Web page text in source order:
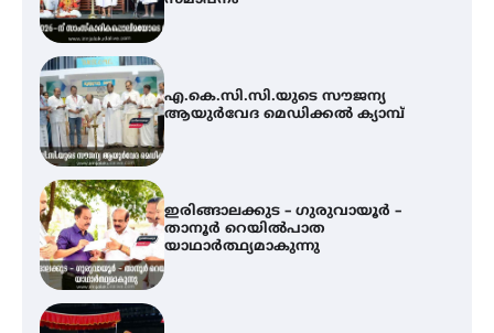
എ.കെ.സി.സി.യുടെ സൗജന്യ
ആയുർവേദ മെഡിക്കൽ ക്യാമ്പ്
ഇരിങ്ങാലക്കുട – ഗുരുവായൂർ –
താനൂർ റെയിൽപാത
യാഥാർത്ഥ്യമാകുന്നു